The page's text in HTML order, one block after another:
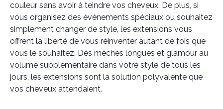
couleur sans avoir à teindre vos cheveux. De plus, si
vous organisez des événements spéciaux ou souhaitez
simplement changer de style, les extensions vous
offrent la liberté de vous réinventer autant de fois que
vous le souhaitez. Des mèches longues et glamour au
volume supplémentaire dans votre style de tous les
jours, les extensions sont la solution polyvalente que
vos cheveux attendaient.